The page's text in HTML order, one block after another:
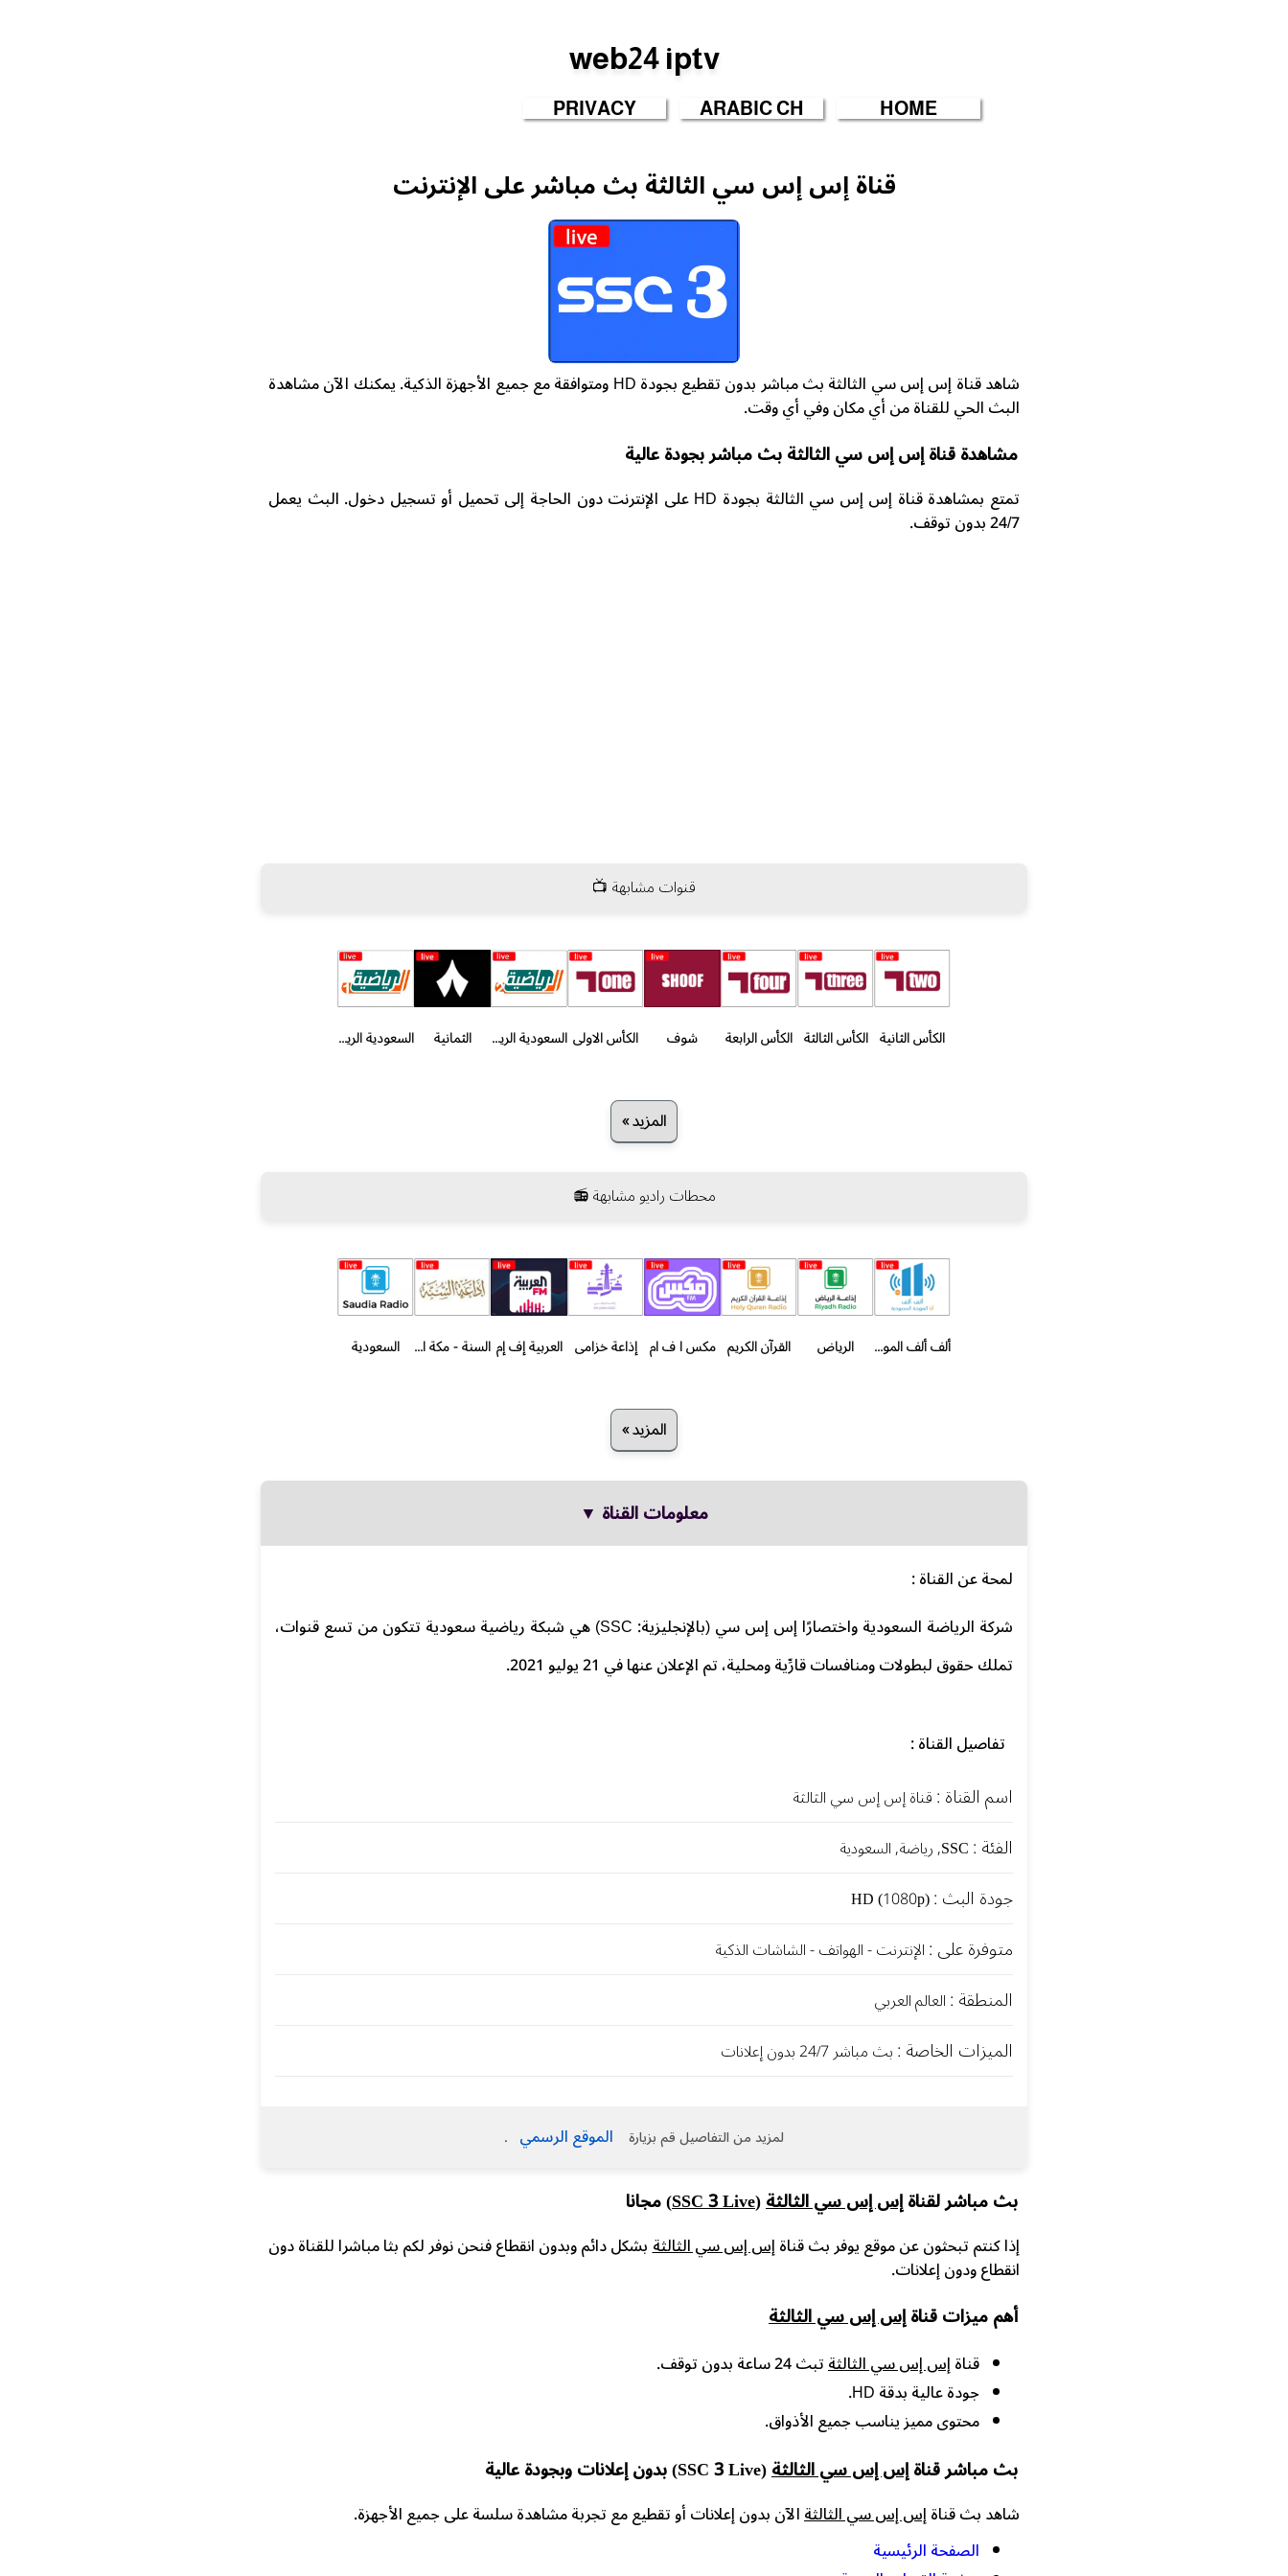
web24 iptv
HOME
ARABIC CH
PRIVACY
قناة إس إس سي الثالثة بث مباشر على الإنترنت
شاهد قناة إس إس سي الثالثة بث مباشر بدون تقطيع بجودة HD ومتوافقة مع جميع الأجهزة الذكية. يمكنك الآن مشاهدة
البث الحي للقناة من أي مكان وفي أي وقت.
مشاهدة قناة إس إس سي الثالثة بث مباشر بجودة عالية
تمتع بمشاهدة قناة إس إس سي الثالثة بجودة HD على الإنترنت دون الحاجة إلى تحميل أو تسجيل دخول. البث يعمل
24/7 بدون توقف.
قنوات مشابهة 📺
الكأس الثانية الكأس الثالثة الكأس الرابعة شوف الكأس الاولى السعودية الرياضية الثانية الثمانية السعودية الرياضية الاولى
المزيد »
محطات راديو مشابهة 📻
ألف ألف الموجة السعودية الرياض القرآن الكريم مكس ا ف ام إذاعة خزامى العربية إف إم السنة - مكة المكرمة السعودية
المزيد »
معلومات القناة ▼
لمحة عن القناة :
شركة الرياضة السعودية واختصارًا إس إس سي (بالإنجليزية: SSC) هي شبكة رياضية سعودية تتكون من تسع قنوات،
تملك حقوق لبطولات ومنافسات قارِّية ومحلية، تم الإعلان عنها في 21 يوليو 2021.
تفاصيل القناة :
اسم القناة :قناة إس إس سي الثالثة
الفئة :
جودة البث :
متوفرة على :الإنترنت - الهواتف - الشاشات الذكية
المنطقة :العالم العربي
الميزات الخاصة :بث مباشر 24/7 بدون إعلانات
لمزيد من التفاصيل قم بزيارة الموقع الرسمي .
بث مباشر لقناةإس إس سي الثالثة(SSC 3 Live) مجانا
إذا كنتم تبحثون عن موقع يوفر بث قناةإس إس سي الثالثةبشكل دائم وبدون انقطاع فنحن نوفر لكم بثا مباشرا للقناة دون
انقطاع ودون إعلانات.
أهم ميزات قناةإس إس سي الثالثة
قناةإس إس سي الثالثةتبث 24 ساعة بدون توقف.
جودة عالية بدقة HD.
محتوى مميز يناسب جميع الأذواق.
بث مباشر قناةإس إس سي الثالثة(SSC 3 Live) بدون إعلانات وبجودة عالية
شاهد بث قناةإس إس سي الثالثةالآن بدون إعلانات أو تقطيع مع تجربة مشاهدة سلسة على جميع الأجهزة.
الصفحة الرئيسية